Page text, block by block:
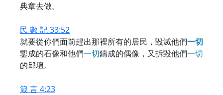
典章去做。
民 數 記 33:52
就要從你們面前趕出那裡所有的居民，毀滅他們一切
鏨成的石像和他們一切鑄成的偶像，又拆毀他們一切
的邱壇。
箴 言 4:23